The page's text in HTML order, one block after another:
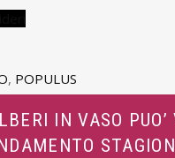
, POPULUS
IN VASO PUO’